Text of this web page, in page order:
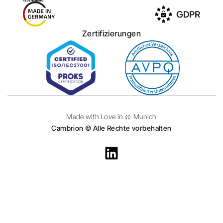
Zertifizierungen
Made with Love in 🥨 Munich
Cambrion © Alle Rechte vorbehalten